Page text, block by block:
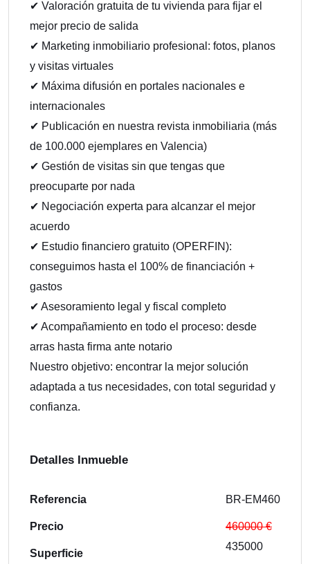
✔ Valoración gratuita de tu vivienda para fijar el
mejor precio de salida
✔ Marketing inmobiliario profesional: fotos, planos
y visitas virtuales
✔ Máxima difusión en portales nacionales e
internacionales
✔ Publicación en nuestra revista inmobiliaria (más
de 100.000 ejemplares en Valencia)
✔ Gestión de visitas sin que tengas que
preocuparte por nada
✔ Negociación experta para alcanzar el mejor
acuerdo
✔ Estudio financiero gratuito (OPERFIN):
conseguimos hasta el 100% de financiación +
gastos
✔ Asesoramiento legal y fiscal completo
✔ Acompañamiento en todo el proceso: desde
arras hasta firma ante notario
Nuestro objetivo: encontrar la mejor solución
adaptada a tus necesidades, con total seguridad y
confianza.
Detalles Inmueble
Referencia
Precio
Superficie
BR-EM460
460000 €
435000